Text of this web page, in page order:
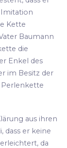
Kette
Baumann
die
Enkel des
im Besitz der
Perlenkette
aus ihren
dass er keine
da